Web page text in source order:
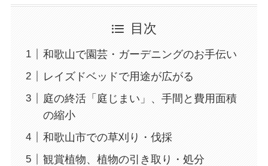
目次
和歌山で園芸・ガーデニングのお手伝い
レイズドベッドで用途が広がる
庭の終活「庭じまい」、手間と費用面積
の縮小
和歌山市での草刈り・伐採
観賞植物、植物の引き取り・処分